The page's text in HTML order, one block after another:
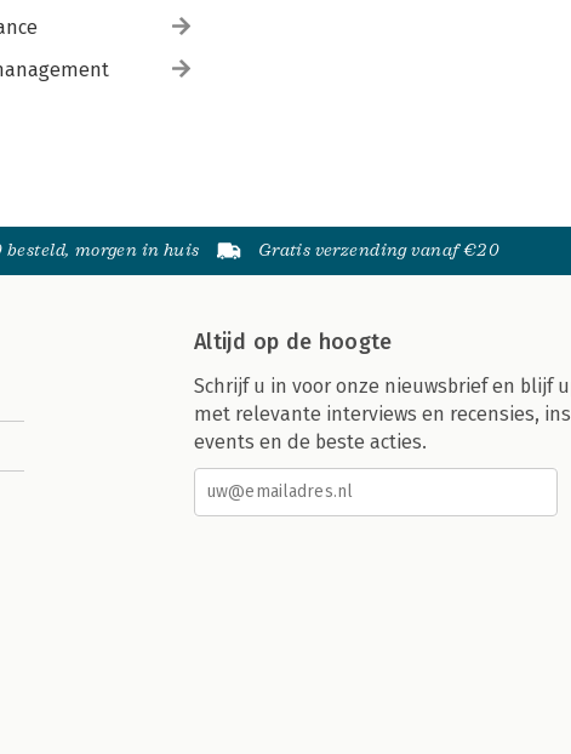
besteld, morgen in huis Gratis verzending vanaf €20
Altijd op de hoogte
Schrijf u in voor onze nieuwsbrief en blijf
met relevante interviews en recensies,
events en de beste acties.